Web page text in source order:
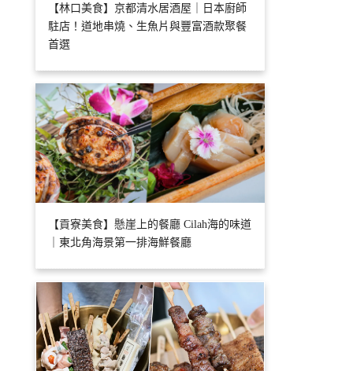
【林口美食】京都清水居酒屋｜日本廚師
駐店！道地串燒、生魚片與豐富酒款聚餐
首選
【貢寮美食】懸崖上的餐廳 Cilah海的味道
｜東北角海景第一排海鮮餐廳